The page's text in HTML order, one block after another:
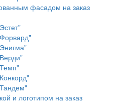
фасадом на заказ
и логотипом на заказ